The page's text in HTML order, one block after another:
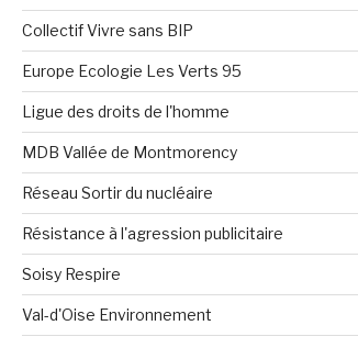
Collectif Vivre sans BIP
Europe Ecologie Les Verts 95
Ligue des droits de l'homme
MDB Vallée de Montmorency
Réseau Sortir du nucléaire
Résistance à l'agression publicitaire
Soisy Respire
Val-d'Oise Environnement